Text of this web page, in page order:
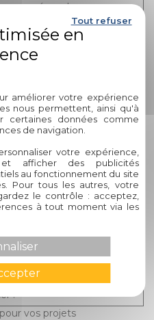
pour répondre aux
plus exigeantes de nos
peuvent jouer un rôle
des bâtiments. Selon
National Renewable
l'utilisation efficace
60% des besoins en
le refroidissement.
votre projet
avec les brise-soleil
nous vous invitons à
vous dans notre
pour découvrir nos produits
de conseils experts.
dès aujourd'hui pour
!
vos projets
améliorer votre expérience
nous permettent, ainsi qu'à
certaines données comme
de navigation.
votre expérience,
afficher des publicités
au fonctionnement du site
Pour tous les autres, votre
le contrôle : acceptez,
à tout moment via les
Tout refuser